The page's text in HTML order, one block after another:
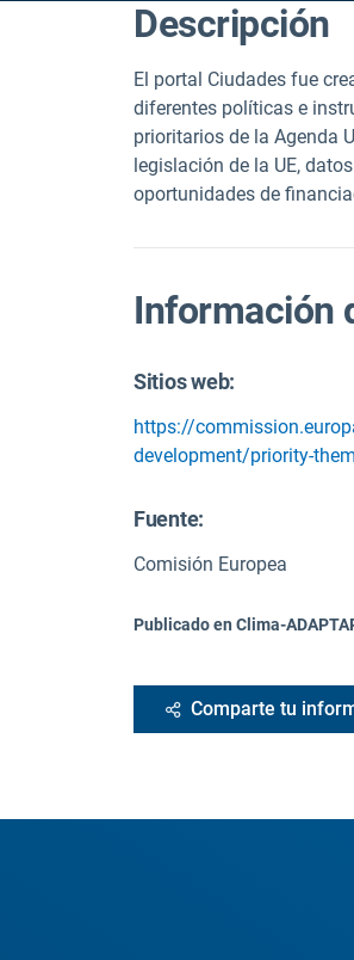
Descripción
El portal Ciudades fue
diferentes políticas e
prioritarios de la Agenda
legislación de la UE,
oportunidades de
Información
Sitios web:
https://
development/priority-
Fuente:
Comisión Europea
Publicado en Clima-
Comparte tu